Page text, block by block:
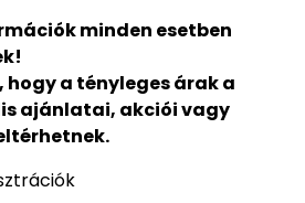
minden esetben
a tényleges árak a
ajánlatai, akciói vagy